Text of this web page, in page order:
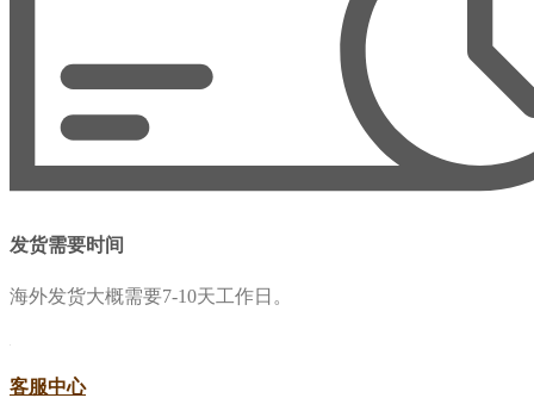
发货需要时间
海外发货大概需要7-10天工作日。
客服中心